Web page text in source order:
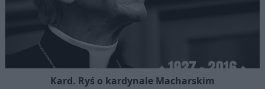
Kard. Ryś o kardynale Macharskim